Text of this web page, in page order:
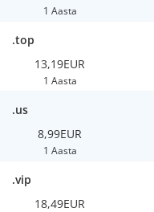
1 Aasta
.top
13,19EUR
1 Aasta
.us
8,99EUR
1 Aasta
.vip
18,49EUR